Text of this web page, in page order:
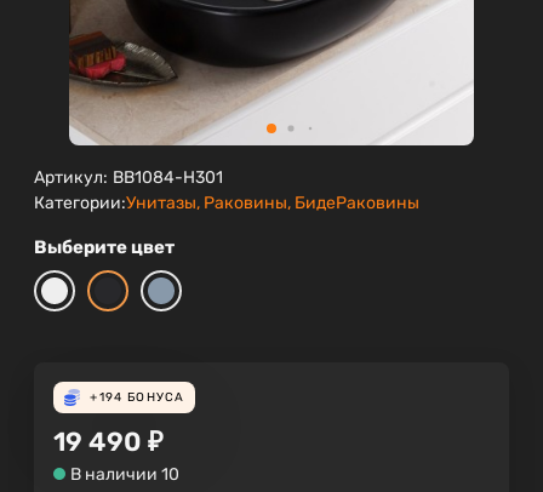
Артикул: BB1084-H301
Категории:Унитазы, Раковины, БидеРаковины
Выберите цвет
+194 БОНУСА
19 490 ₽
В наличии 10